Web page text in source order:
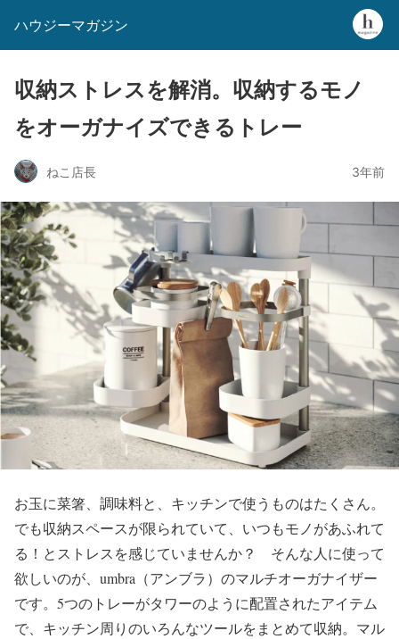
ハウジーマガジン
収納ストレスを解消。収納するモノ
をオーガナイズできるトレー
ねこ店長 3年前
お玉に菜箸、調味料と、キッチンで使うものはたくさん。
でも収納スペースが限られていて、いつもモノがあふれて
る！とストレスを感じていませんか？ そんな人に使って
欲しいのが、umbra（アンブラ）のマルチオーガナイザー
です。5つのトレーがタワーのように配置されたアイテム
で、キッチン周りのいろんなツールをまとめて収納。マル